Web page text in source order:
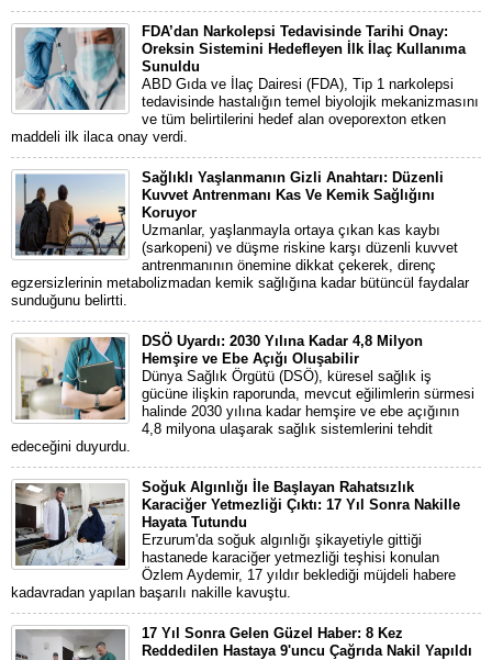
FDA’dan Narkolepsi Tedavisinde Tarihi Onay:
Oreksin Sistemini Hedefleyen İlk İlaç Kullanıma
Sunuldu
ABD Gıda ve İlaç Dairesi (FDA), Tip 1 narkolepsi
tedavisinde hastalığın temel biyolojik mekanizmasını
ve tüm belirtilerini hedef alan oveporexton etken
maddeli ilk ilaca onay verdi.
Sağlıklı Yaşlanmanın Gizli Anahtarı: Düzenli
Kuvvet Antrenmanı Kas Ve Kemik Sağlığını
Koruyor
Uzmanlar, yaşlanmayla ortaya çıkan kas kaybı
(sarkopeni) ve düşme riskine karşı düzenli kuvvet
antrenmanının önemine dikkat çekerek, direnç
egzersizlerinin metabolizmadan kemik sağlığına kadar bütüncül faydalar
sunduğunu belirtti.
DSÖ Uyardı: 2030 Yılına Kadar 4,8 Milyon
Hemşire ve Ebe Açığı Oluşabilir
Dünya Sağlık Örgütü (DSÖ), küresel sağlık iş
gücüne ilişkin raporunda, mevcut eğilimlerin sürmesi
halinde 2030 yılına kadar hemşire ve ebe açığının
4,8 milyona ulaşarak sağlık sistemlerini tehdit
edeceğini duyurdu.
Soğuk Algınlığı İle Başlayan Rahatsızlık
Karaciğer Yetmezliği Çıktı: 17 Yıl Sonra Nakille
Hayata Tutundu
Erzurum'da soğuk algınlığı şikayetiyle gittiği
hastanede karaciğer yetmezliği teşhisi konulan
Özlem Aydemir, 17 yıldır beklediği müjdeli habere
kadavradan yapılan başarılı nakille kavuştu.
17 Yıl Sonra Gelen Güzel Haber: 8 Kez
Reddedilen Hastaya 9'uncu Çağrıda Nakil Yapıldı